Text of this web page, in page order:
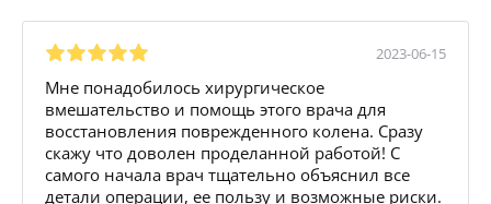
2023-06-15
Мне понадобилось хирургическое
вмешательство и помощь этого врача для
восстановления поврежденного колена. Сразу
скажу что доволен проделанной работой! С
самого начала врач тщательно объяснил все
детали операции, ее пользу и возможные риски.